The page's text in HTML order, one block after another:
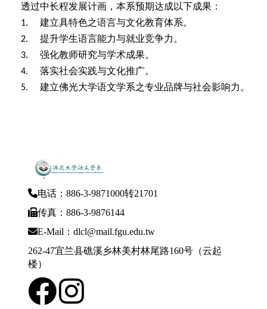
透过中长程发展计画，本系预期达成以下成果：
1. 建立具特色之语言与文化教育体系。
2. 提升学生语言能力与就业竞争力。
3. 强化教师研究与学术成果。
4. 落实社会实践与文化推广。
5. 建立佛光大学语文学系之专业品牌与社会影响力。
电话：886-3-9871000转21701
传真：886-3-9876144
E-Mail：dlcl@mail.fgu.edu.tw
262-47宜兰县礁溪乡林美村林尾路160号（云起
楼）